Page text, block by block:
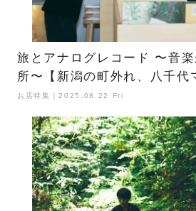
旅とアナログレコード 〜音
所〜【新潟の町外れ、八千代
お店特集｜2025.08.22 Fri